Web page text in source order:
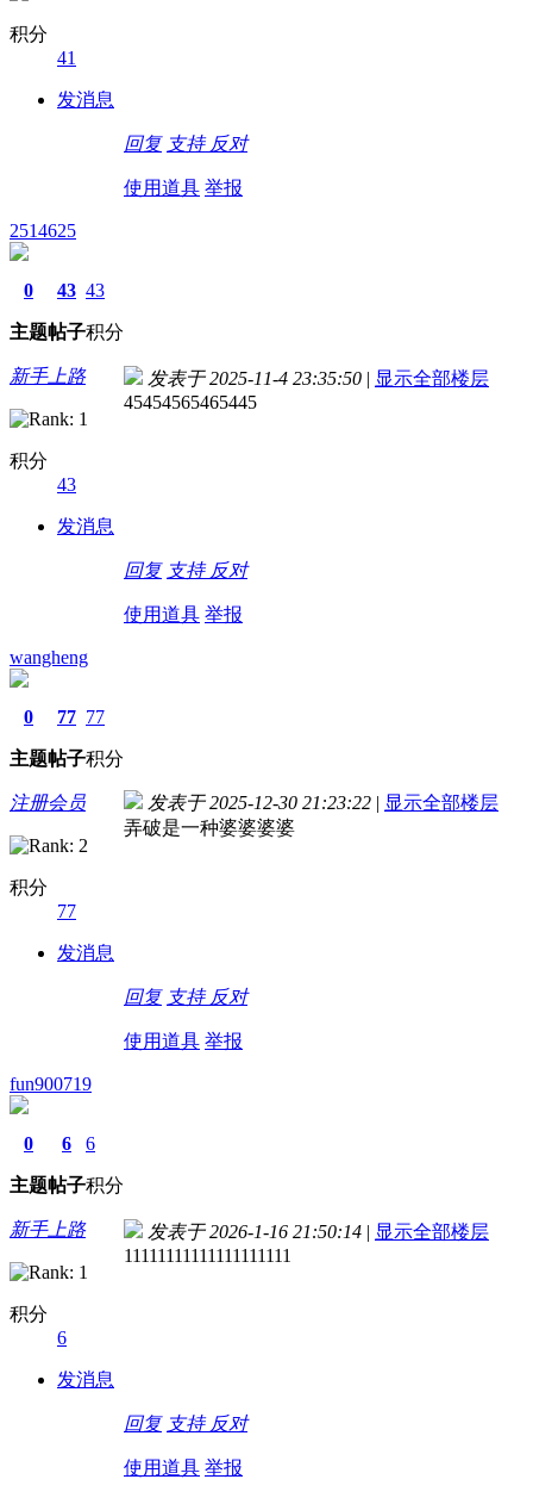
积分
41
发消息
回复 支持 反对
使用道具 举报
2514625
0
主题
43
帖子
43
积分
新手上路
积分
43
发消息
发表于 2025-11-4 23:35:50 | 显示全部楼层
45454565465445
回复 支持 反对
使用道具 举报
wangheng
0
主题
77
帖子
77
积分
注册会员
积分
77
发消息
发表于 2025-12-30 21:23:22 | 显示全部楼层
弄破是一种婆婆婆婆
回复 支持 反对
使用道具 举报
fun900719
0
主题
6
帖子
6
积分
新手上路
积分
6
发消息
发表于 2026-1-16 21:50:14 | 显示全部楼层
11111111111111111111
回复 支持 反对
使用道具 举报